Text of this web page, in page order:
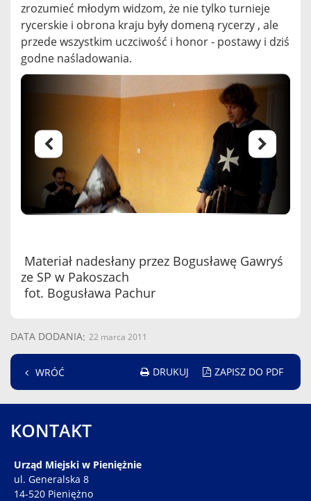
zrozumieć młodym widzom, że nie tylko turnieje
rycerskie i obrona kraju były domeną rycerzy , ale
przede wszystkim uczciwość i honor - postawy i dziś
godne naśladowania.
Materiał nadesłany przez Bogusławę Gawryś
ze SP w Pakoszach
fot. Bogusława Pachur
DATA DODANIA 22 marca 2011
WRÓĆ DRUKUJ ZAPISZ DO PDF
KONTAKT
Urząd Miejski w Pieniężnie
ul. Generalska 8
14-520 Pieniężno